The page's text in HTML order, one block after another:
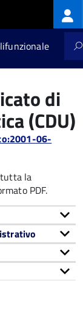
di
(CDU)
06-
la
PDF.